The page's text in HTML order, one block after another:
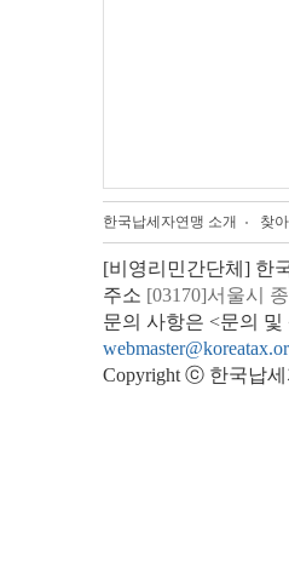
한국납세자연맹 소개 찾
[비영리민간단체] 한
주소 [03170]서울시
문의 사항은 <문의
Copyright ⓒ 한국납세